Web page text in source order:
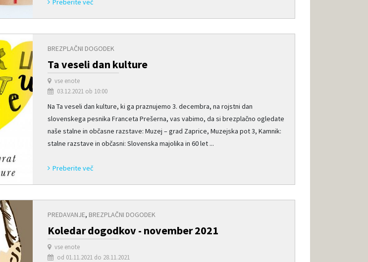
Preberite več
BREZPLAČNI DOGODEK
Ta veseli dan kulture
vse enote
03.12.2021 ob 10:00
Na Ta veseli dan kulture, ki ga praznujemo 3. decembra, na rojstni dan
slovenskega pesnika Franceta Prešerna, vas vabimo, da si brezplačno ogledate
naše stalne in občasne razstave: Muzej – grad Zaprice, Muzejska pot 3, Kamnik:
stalne razstave in občasni: Slovenska majolika in 60 let ...
Preberite več
PREDAVANJE, BREZPLAČNI DOGODEK
Koledar dogodkov - november 2021
vse enote
od 01.11.2021 do 28.11.2021